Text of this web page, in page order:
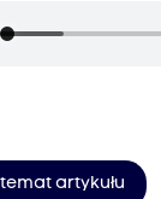
artykułu